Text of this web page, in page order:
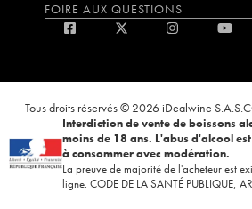
FOIRE AUX QUESTIONS
Tous droits réservés © 2026 iDealwine S.A.S.
Interdiction de vente de boissons
moins de 18 ans. L'abus d'alcool
à consommer avec modération.
La preuve de majorité de l'acheteur est
ligne. CODE DE LA SANTÉ PUBLIQUE,